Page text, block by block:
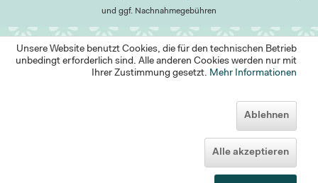
und ggf. Nachnahmegebühren
Unsere Website benutzt Cookies, die für den technischen Betrieb
unbedingt erforderlich sind. Alle anderen Cookies werden nur mit
Ihrer Zustimmung gesetzt. Mehr Informationen
Ablehnen
Alle akzeptieren